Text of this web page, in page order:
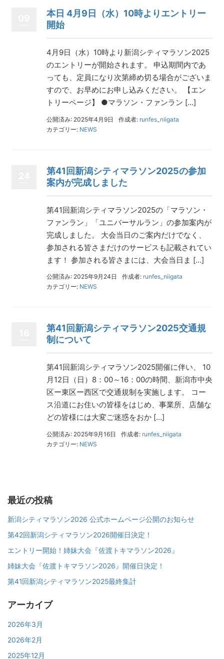
本日 4月9日（水）10時よりエントリー
開始
4月9日（水）10時より新潟シティマラソン2025
のエントリーが開始されます。 申込期間内であ
っても、定員になり次第締め切る場合がございま
すので、お早めにお申し込みください。 【エン
トリーページ】 ●マラソン・ファンラン […]
公開済み: 2025年4月9日 作成者: runfes_niigata
カテゴリー: NEWS
第41回新潟シティマラソン2025の参加
案内が完成しました
第41回新潟シティマラソン2025の「マラソン・
ファンラン」「ユニバーサルラン」の参加案内が
完成しました。 大会当日のご案内だけでなく、
参加される皆さまだけのサービスも記載されてい
ます！ 参加される皆さまには、大会当日ま […]
公開済み: 2025年9月24日 作成者: runfes_niigata
カテゴリー: NEWS
第41回新潟シティマラソン2025交通規
制について
第41回新潟シティマラソン2025開催に伴い、 10
月12日（日）8：00～16：00の時間、新潟市中央
区ー東区ー西区で交通規制を実施します。 コー
ス沿道にお住いの皆様をはじめ、事業所、店舗な
どの皆様には大変ご迷惑をおか […]
公開済み: 2025年9月16日 作成者: runfes_niigata
カテゴリー: NEWS
最近の投稿
新潟シティマラソン2026 公式ホームページ公開のお知らせ
第42回新潟シティマラソン2026開催日決定！
エントリー開始！姉妹大会『佐渡トキマラソン2026』
姉妹大会『佐渡トキマラソン2026』開催日決定！
第41回新潟シティマラソン2025最終集計
アーカイブ
2026年3月
2026年2月
2025年12月